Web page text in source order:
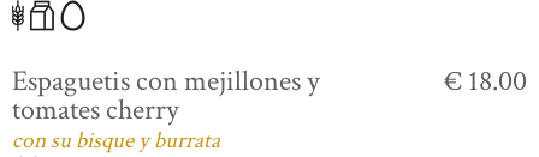
Espaguetis con mejillones y
tomates cherry
con su bisque y burrata
€ 18.00